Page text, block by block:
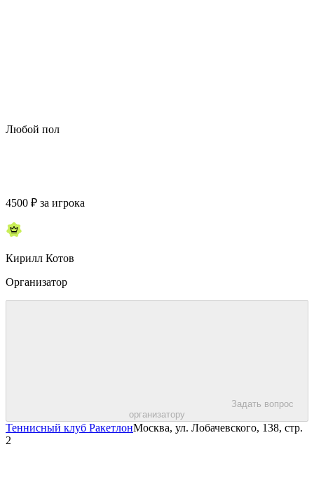
Любой пол
4500 ₽ за игрока
Кирилл Котов
Организатор
Задать вопрос
организатору
Теннисный клуб РакетлонМосква, ул. Лобачевского, 138, стр.
2